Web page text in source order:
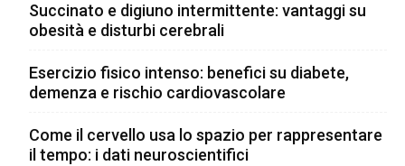
Succinato e digiuno intermittente: vantaggi su
obesità e disturbi cerebrali
Esercizio fisico intenso: benefici su diabete,
demenza e rischio cardiovascolare
Come il cervello usa lo spazio per rappresentare
il tempo: i dati neuroscientifici